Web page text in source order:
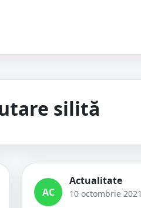
silită
AC
Actualitate
10 octombrie 2021